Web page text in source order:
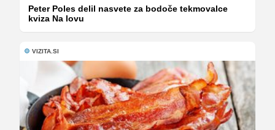
Peter Poles delil nasvete za bodoče tekmovalce
kviza Na lovu
VIZITA.SI